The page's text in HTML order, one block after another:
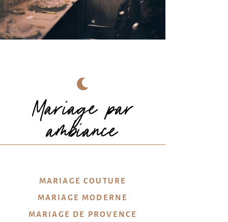
Mariage par
ambiance
MARIAGE COUTURE
MARIAGE MODERNE
MARIAGE DE PROVENCE